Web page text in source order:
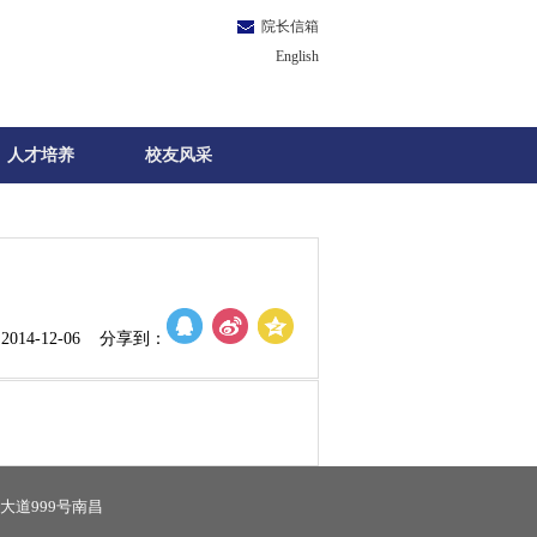
院长信箱
English
人才培养 校友风采
12-06 分享到：
道999号南昌